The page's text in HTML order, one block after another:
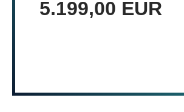
5.199,00 EUR